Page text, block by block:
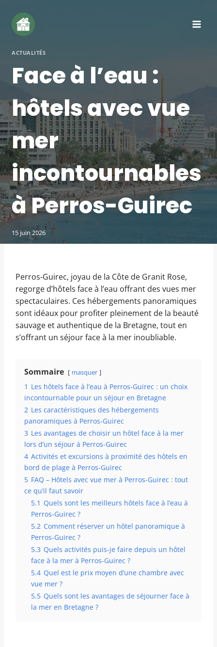
contenu
ACTUALITÉS
Face à l’eau :
hôtels avec vue
mer
incontournables
à Perros-Guirec
15 juin 2026
Perros-Guirec, joyau de la Côte de Granit Rose,
regorge d’hôtels face à l’eau offrant des vues mer
spectaculaires. Ces hébergements panoramiques
sont idéaux pour profiter pleinement de la beauté
sauvage et authentique de la Bretagne, tout en
s’offrant un séjour face à la mer inoubliable.
Sommaire masquer
1 Les hôtels face à l’eau à Perros-Guirec : un choix
incontournable pour un séjour en Bretagne
2 Les caractéristiques des hébergements
panoramiques à Perros-Guirec
3 Les avantages de choisir un hôtel face à la mer
lors d’un séjour à Perros-Guirec
4 Activités et excursions à proximité des hôtels en
bord de plage à Perros-Guirec
5 FAQ – Hôtels avec vue mer à Perros-Guirec : tout
ce qu’il faut savoir
5.1 Quels sont les meilleurs hôtels face à l’eau à
Perros-Guirec ?
5.2 Comment réserver un hôtel panoramique à
Perros-Guirec ?
5.3 Quels activités puis-je faire depuis un hôtel
face à la mer à Perros-Guirec ?
5.4 Quel est le prix moyen d’une chambre avec
vue mer ?
5.5 Quels sont les avantages de séjourner face à
la mer en Bretagne ?